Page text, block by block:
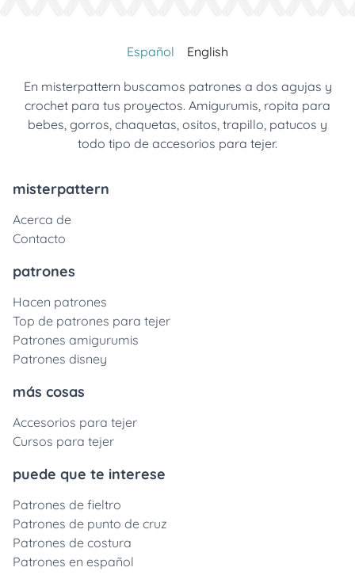
Español English
En misterpattern buscamos patrones a dos agujas y
crochet para tus proyectos. Amigurumis, ropita para
bebes, gorros, chaquetas, ositos, trapillo, patucos y
todo tipo de accesorios para tejer.
misterpattern
Acerca de
Contacto
patrones
Hacen patrones
Top de patrones para tejer
Patrones amigurumis
Patrones disney
más cosas
Accesorios para tejer
Cursos para tejer
puede que te interese
Patrones de fieltro
Patrones de punto de cruz
Patrones de costura
Patrones en español